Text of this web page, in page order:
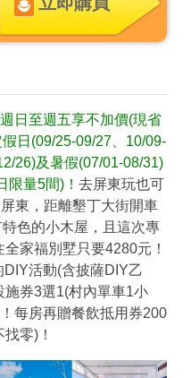
日至週五享不加價(現省
日(09/25-09/27、10/09-
26)及暑假(07/01-08/31)
限量5間)！ 去屏東玩也可
東，距離墾丁大街開車
色的小木屋，且這次專
家福別墅只要4280元！
活動(含披薩DIY乙
券3選1(村內單車1小
每房再贈餐飲抵用券200
零)！